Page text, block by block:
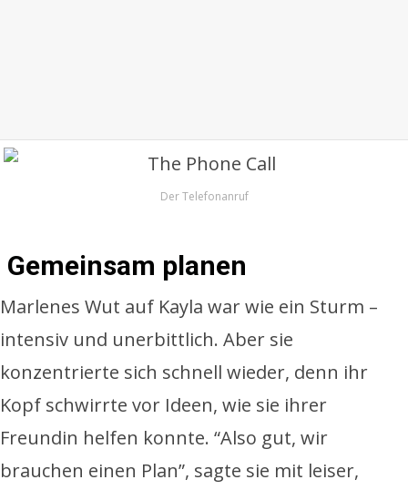
Der Telefonanruf
Gemeinsam planen
Marlenes Wut auf Kayla war wie ein Sturm –
intensiv und unerbittlich. Aber sie
konzentrierte sich schnell wieder, denn ihr
Kopf schwirrte vor Ideen, wie sie ihrer
Freundin helfen konnte. “Also gut, wir
brauchen einen Plan”, sagte sie mit leiser,